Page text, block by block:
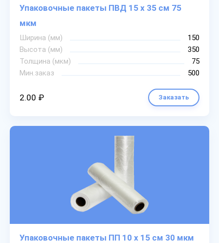
Упаковочные пакеты ПВД 15 х 35 см 75
мкм
Ширина (мм)
150
Высота (мм)
350
Толщина (мкм)
75
Мин.заказ
500
2.00 ₽ Заказать
Упаковочные пакеты ПП 10 х 15 см 30 мкм